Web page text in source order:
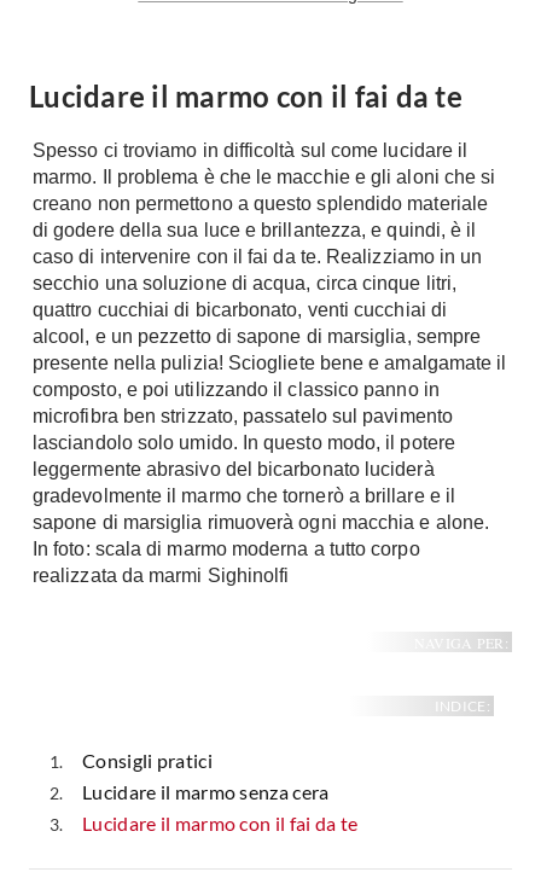
Memory Foam
Reti Letto
Cuscini
Consigli materassi
Bagno
Arredo Bagno
Sanitari
Cabine Doccia
Idromassaggio
Accessori Bagno
Rubinetteria
Vasche da Bagno
Giardino
Ringhiere
Rivestimenti
Ceramica
Cotto
Resina
Parquet
Gres
Laminato
Moquette
Carta da parati
Pavimenti esterni
Fai da Te
Fai da te in giardino
Casa fai da te
Lucidare il marmo con il fai da te
Spesso ci troviamo in difficoltà sul come lucidare il
marmo. Il problema è che le macchie e gli aloni che si
creano non permettono a questo splendido materiale
di godere della sua luce e brillantezza, e quindi, è il
caso di intervenire con il fai da te. Realizziamo in un
secchio una soluzione di acqua, circa cinque litri,
quattro cucchiai di bicarbonato, venti cucchiai di
alcool, e un pezzetto di sapone di marsiglia, sempre
presente nella pulizia! Sciogliete bene e amalgamate il
composto, e poi utilizzando il classico panno in
microfibra ben strizzato, passatelo sul pavimento
lasciandolo solo umido. In questo modo, il potere
leggermente abrasivo del bicarbonato luciderà
gradevolmente il marmo che tornerò a brillare e il
sapone di marsiglia rimuoverà ogni macchia e alone.
In foto: scala di marmo moderna a tutto corpo
realizzata da marmi Sighinolfi
NAVIGA PER:
INDICE:
Consigli pratici
Lucidare il marmo senza cera
Lucidare il marmo con il fai da te